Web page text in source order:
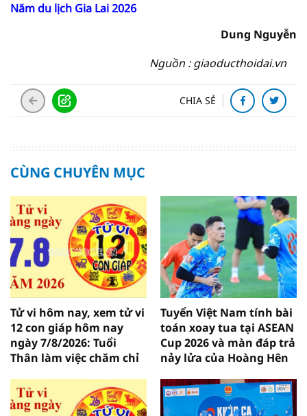
Năm du lịch Gia Lai 2026
Dung Nguyễn
Nguồn : giaoducthoidai.vn
CHIA SẺ
CÙNG CHUYÊN MỤC
Tử vi hôm nay, xem tử vi
12 con giáp hôm nay
ngày 7/8/2026: Tuổi
Thân làm việc chăm chỉ
Tuyển Việt Nam tính bài
toán xoay tua tại ASEAN
Cup 2026 và màn đáp trả
nảy lửa của Hoàng Hên